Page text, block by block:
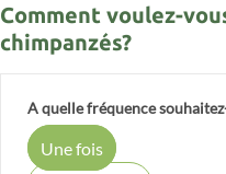
Comment voulez-
chimpanzés?
A quelle fréquence
Une fois